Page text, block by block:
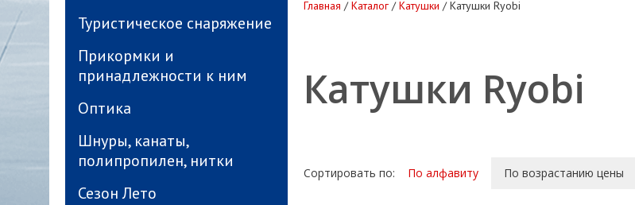
Туристическое снаряжение
Прикормки и
принадлежности к ним
Оптика
Шнуры, канаты,
полипропилен, нитки
Сезон Лето
Главная /Каталог /Катушки /Катушки Ryobi
Катушки Ryobi
Сортировать по: По алфавиту По возрастанию цены